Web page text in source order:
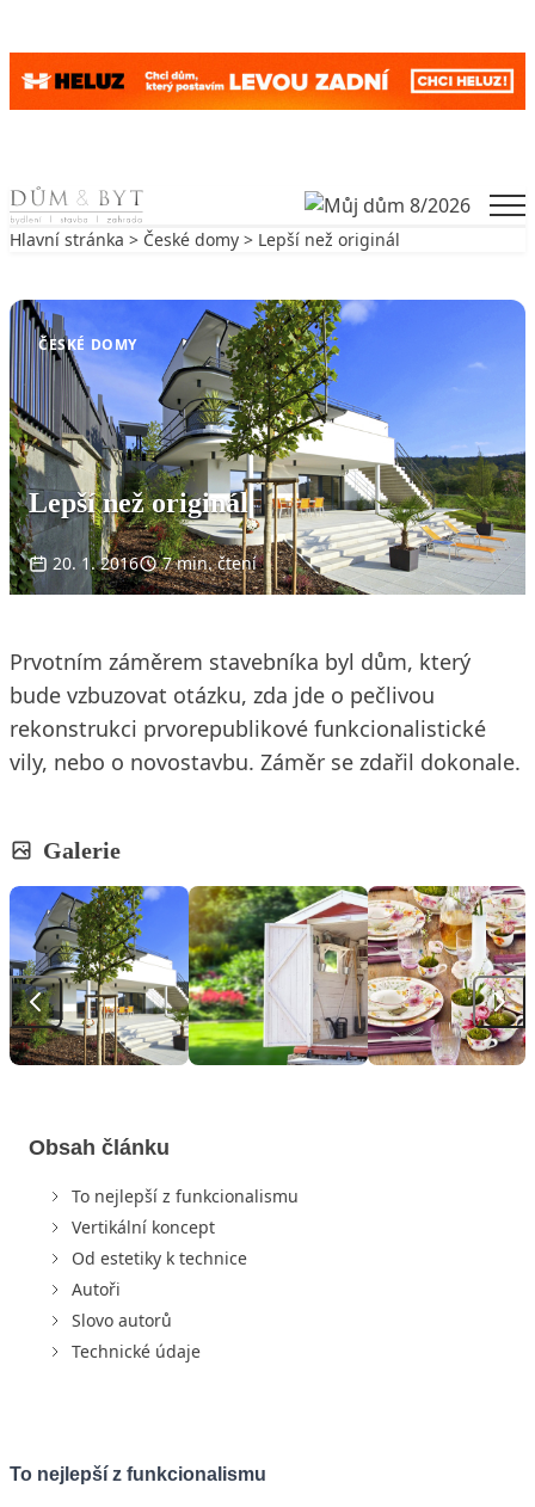
Skip to content
Hlavní stránka > České domy > Lepší než originál
ČESKÉ DOMY
Lepší než originál
20. 1. 2016 7 min. čtení
Prvotním záměrem stavebníka byl dům, který
bude vzbuzovat otázku, zda jde o pečlivou
rekonstrukci prvorepublikové funkcionalistické
vily, nebo o novostavbu. Záměr se zdařil dokonale.
Galerie
Obsah článku
To nejlepší z funkcionalismu
Vertikální koncept
Od estetiky k technice
Autoři
Slovo autorů
Technické údaje
To nejlepší z funkcionalismu